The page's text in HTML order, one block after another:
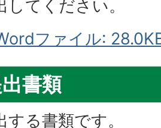
てください。
ファイル:
書類
る書類です。